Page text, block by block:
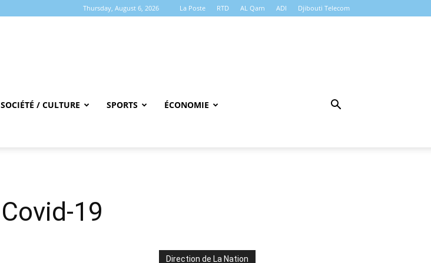
Thursday, August 6, 2026 La Poste RTD AL Qarn ADI Djibouti Telecom
SOCIÉTÉ / CULTURE SPORTS ÉCONOMIE
19
Direction de La Nation